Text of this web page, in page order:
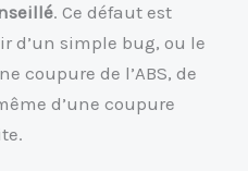
. Ce défaut est
d’un simple bug, ou le
coupure de l’ABS, de
d’une coupure